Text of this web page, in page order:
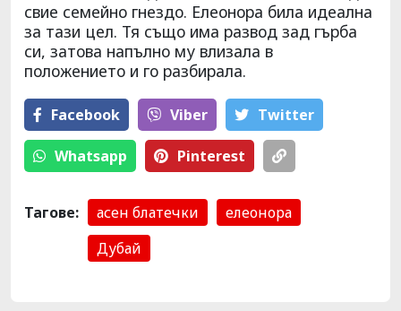
свие семейно гнездо. Елеонора била идеална
за тази цел. Тя също има развод зад гърба
си, затова напълно му влизала в
положението и го разбирала.
Facebook Viber Тwitter
Whatsapp Pinterest
Тагове: асен блатечки
елеонора
Дубай